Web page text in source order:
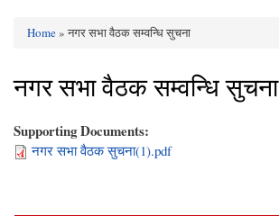
Home» नगर सभा वैठक सम्वन्धि सुचना
नगर सभा वैठक सम्वन्धि सुचना
Supporting Documents:
नगर सभा वैठक सुचना(1).pdf